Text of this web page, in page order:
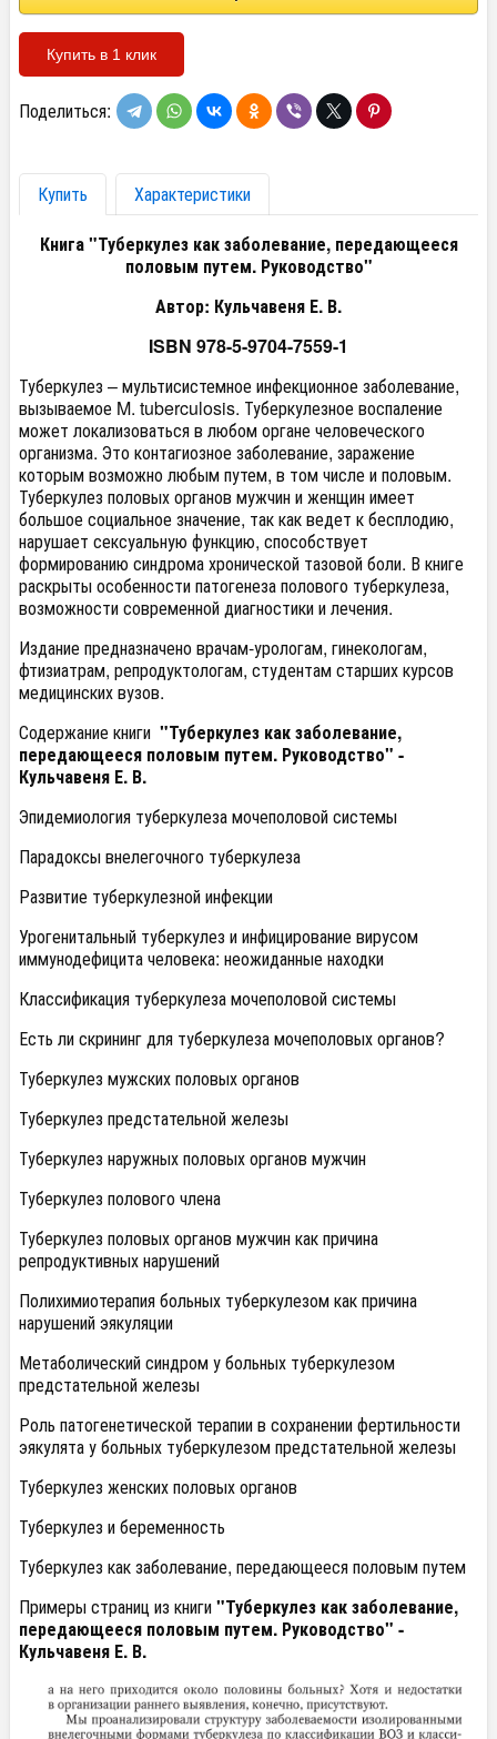
Купить в 1 клик
Поделиться:
Купить
Характеристики
Книга "Туберкулез как заболевание, передающееся
половым путем. Руководство"
Автор: Кульчавеня Е. В.
ISBN 978-5-9704-7559-1
Туберкулез – мультисистемное инфекционное заболевание,
вызываемое M. tuberculosis. Туберкулезное воспаление
может локализоваться в любом органе человеческого
организма. Это контагиозное заболевание, заражение
которым возможно любым путем, в том числе и половым.
Туберкулез половых органов мужчин и женщин имеет
большое социальное значение, так как ведет к бесплодию,
нарушает сексуальную функцию, способствует
формированию синдрома хронической тазовой боли. В книге
раскрыты особенности патогенеза полового туберкулеза,
возможности современной диагностики и лечения.
Издание предназначено врачам-урологам, гинекологам,
фтизиатрам, репродуктологам, студентам старших курсов
медицинских вузов.
Содержание книги "Туберкулез как заболевание,
передающееся половым путем. Руководство" -
Кульчавеня Е. В.
Эпидемиология туберкулеза мочеполовой системы
Парадоксы внелегочного туберкулеза
Развитие туберкулезной инфекции
Урогенитальный туберкулез и инфицирование вирусом
иммунодефицита человека: неожиданные находки
Классификация туберкулеза мочеполовой системы
Есть ли скрининг для туберкулеза мочеполовых органов?
Туберкулез мужских половых органов
Туберкулез предстательной железы
Туберкулез наружных половых органов мужчин
Туберкулез полового члена
Туберкулез половых органов мужчин как причина
репродуктивных нарушений
Полихимиотерапия больных туберкулезом как причина
нарушений эякуляции
Метаболический синдром у больных туберкулезом
предстательной железы
Роль патогенетической терапии в сохранении фертильности
эякулята у больных туберкулезом предстательной железы
Туберкулез женских половых органов
Туберкулез и беременность
Туберкулез как заболевание, передающееся половым путем
Примеры страниц из книги"Туберкулез как заболевание,
передающееся половым путем. Руководство" -
Кульчавеня Е. В.